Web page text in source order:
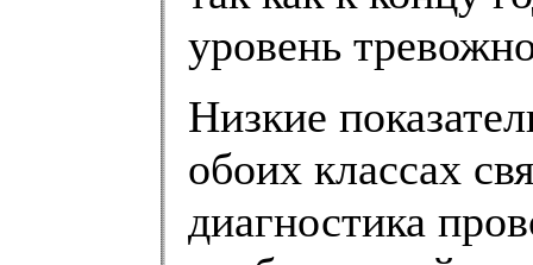
уровень
Низкие
обоих классах
диагностика